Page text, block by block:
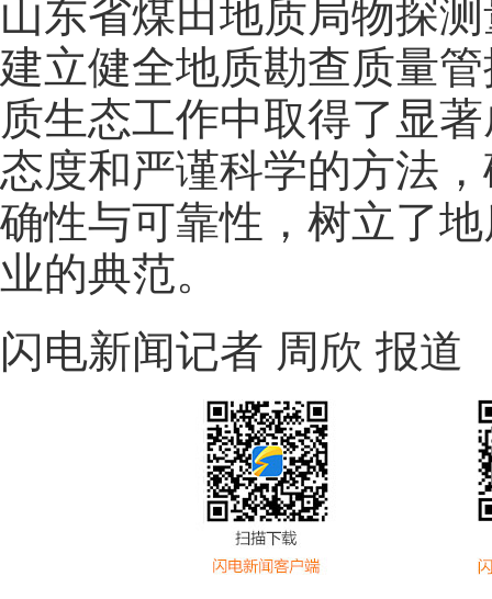
山东省煤田地质局物探
建立健全地质勘查质量
质生态工作中取得了显
态度和严谨科学的方法
确性与可靠性，树立了
业的典范。
闪电新闻记者 周欣 报道